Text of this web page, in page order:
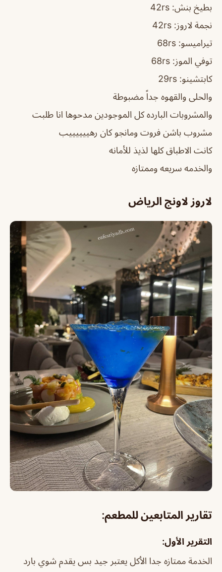
بطيخ بنش: 42rs
نجمة لاروز: 42rs
تيراميسو: 68rs
توفي الموز: 68rs
كابتشينو: 29rs
والحلى والقهوه جداً مضبوطة
والمشروبات البارده كل الموجودين مدحوها انا طلبت
مشروب باشن فروت ومانجو كان رهييييييب
كانت الاطباق كلها لذيذ للأمانه
والخدمه سريعه وممتازه
لاروز لاونج الرياض
تقارير المتابعين للمطعم:
التقرير الأول:
الخدمة ممتازه جدا الأكل يعتبر جيد بس يقدم شوي بارد